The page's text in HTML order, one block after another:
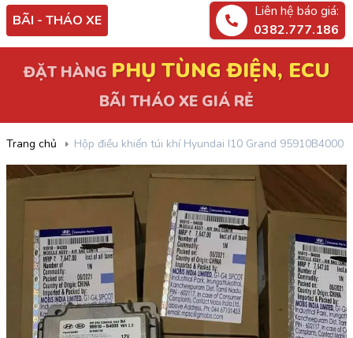
BÃI - THÁO XE
Liên hệ báo giá:
0382.777.186
ĐẶT HÀNGPHỤ TÙNG ĐIỆN, ECU
BÃI THÁO XE GIÁ RẺ
Trang chủ Hộp điều khiển túi khí Hyundai I10 Grand 95910B4000